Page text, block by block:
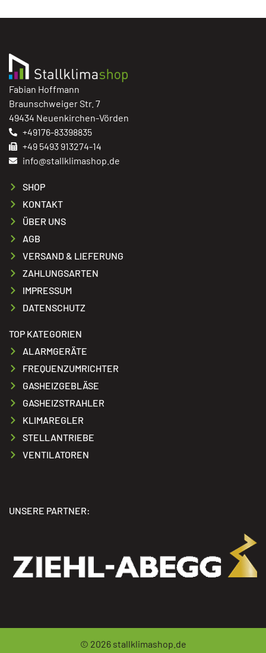
Fabian Hoffmann
Braunschweiger Str. 7
49434 Neuenkirchen-Vörden
+49176-83398835
+49 5493 913274-14
info@stallklimashop.de
SHOP
KONTAKT
ÜBER UNS
AGB
VERSAND & LIEFERUNG
ZAHLUNGSARTEN
IMPRESSUM
DATENSCHUTZ
TOP KATEGORIEN
ALARMGERÄTE
FREQUENZUMRICHTER
GASHEIZGEBLÄSE
GASHEIZSTRAHLER
KLIMAREGLER
STELLANTRIEBE
VENTILATOREN
UNSERE PARTNER:
© 2026 stallklimashop.de